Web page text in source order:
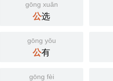
gōng xuǎn
公选
gōng yǒu
公有
gōng fèi